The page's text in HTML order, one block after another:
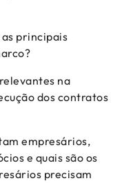
as principais
na
dos contratos
empresários,
e quais são os
precisam